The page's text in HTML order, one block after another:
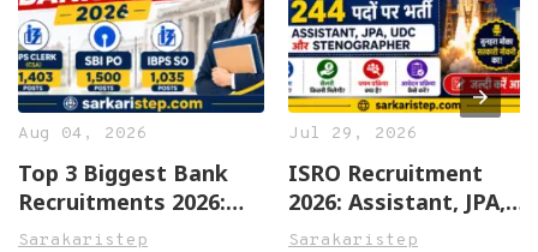
Aug 04, 2026
Top 3 Biggest Bank
Recruitments 2026:
IBPS Clerk, SBI PO और
Sarakaristep
Jul 29, 2026
ISRO Recruitment
2026: Assistant, JPA,
UDC और Stenographer
Sarakaristep